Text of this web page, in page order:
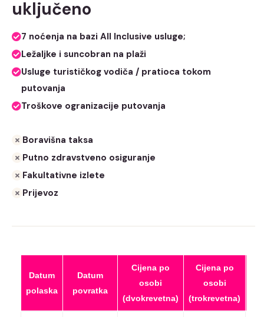
uključeno
7 noćenja na bazi All Inclusive usluge;
Ležaljke i suncobran na plaži
Usluge turističkog vodiča / pratioca tokom
putovanja
Troškove ogranizacije putovanja
Boravišna taksa
Putno zdravstveno osiguranje
Fakultativne izlete
Prijevoz
Datum
polaska
Datum
povratka
Cijena po
osobi
(dvokrevetna)
Cijena po
osobi
(trokrevetna)